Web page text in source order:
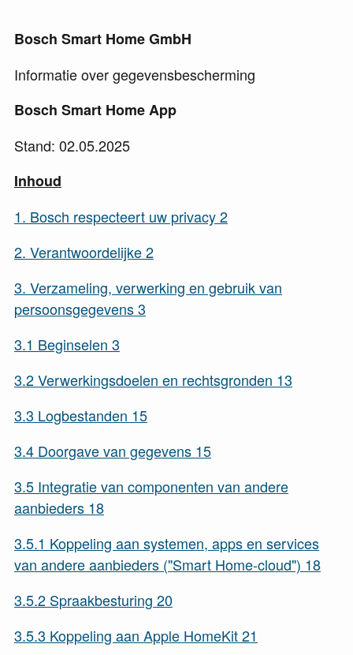
Bosch Smart Home GmbH
Informatie over gegevensbescherming
Bosch Smart Home App
Stand: 02.05.2025
Inhoud
1. Bosch respecteert uw privacy2
2. Verantwoordelijke2
3. Verzameling, verwerking en gebruik van
persoonsgegevens3
3.1 Beginselen 3
3.2Verwerkingsdoelen en rechtsgronden 13
3.3 Logbestanden 15
3.4 Doorgave van gegevens 15
3.5 Integratie van componenten van andere
aanbieders 18
3.5.1 Koppeling aan systemen, apps en services
van andere aanbieders ("Smart Home-cloud") 18
3.5.2 Spraakbesturing 20
3.5.3 Koppeling aan Apple HomeKit21